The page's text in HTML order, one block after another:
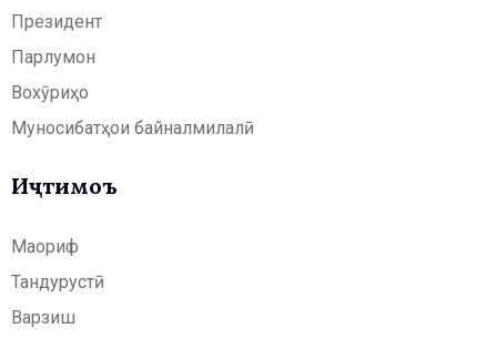
Президент
Парлумон
Вохӯриҳо
Муносибатҳои байналмилалӣ
Иҷтимоъ
Маориф
Тандурустӣ
Варзиш